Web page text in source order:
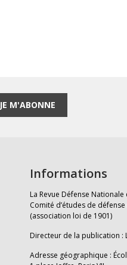
JE M'ABONNE
Informations
La Revue Défense
Comité d’études de
(association loi de 1901)
Directeur de la publication :
Adresse géographique :